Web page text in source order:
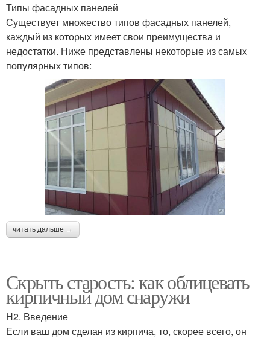
Типы фасадных панелей
Существует множество типов фасадных панелей,
каждый из которых имеет свои преимущества и
недостатки. Ниже представлены некоторые из самых
популярных типов:
читать дальше →
Скрыть старость: как облицевать
кирпичный дом снаружи
H2. Введение
Если ваш дом сделан из кирпича, то, скорее всего, он